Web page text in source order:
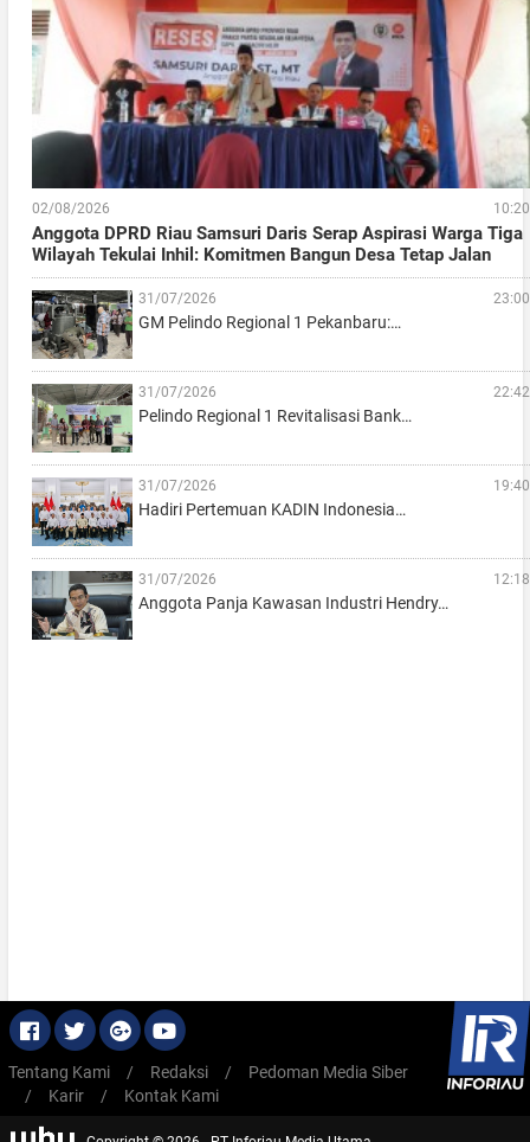
02/08/2026 10:20
Anggota DPRD Riau Samsuri Daris Serap Aspirasi Warga Tiga
Wilayah Tekulai Inhil: Komitmen Bangun Desa Tetap Jalan
31/07/2026 23:00
GM Pelindo Regional 1 Pekanbaru:…
31/07/2026 22:42
Pelindo Regional 1 Revitalisasi Bank…
31/07/2026 19:40
Hadiri Pertemuan KADIN Indonesia…
31/07/2026 12:18
Anggota Panja Kawasan Industri Hendry…
Tentang Kami / Redaksi /
Pedoman Media Siber
/
Karir / Kontak Kami